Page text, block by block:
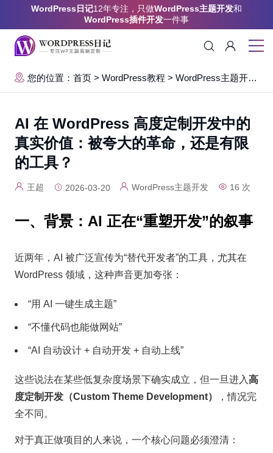
WordPress日记12年专注，只做WordPress主题开发和
WordPress插件开发一件事
您的位置：首页 > WordPress教程 > WordPress主题开发
AI 在 WordPress 高度定制开发中的
真实价值：被夸大的革命，还是有限
的工具？
王超 2026-03-20 WordPress主题开发 16 次
一、背景：AI 正在“重塑开发”的叙事
近两年，AI 被广泛宣传为“替代开发者”的工具，尤其在
WordPress 领域，这种声音更加夸张：
“用 AI 一键生成主题”
“不懂代码也能做网站”
“AI 自动设计 + 自动开发 + 自动上线”
这些说法在某些低复杂度场景下确实成立，但一旦进入高
度定制开发（Custom Theme Development）
，情况完
全不同。
对于真正做项目的人来说，一个核心问题必须澄清：